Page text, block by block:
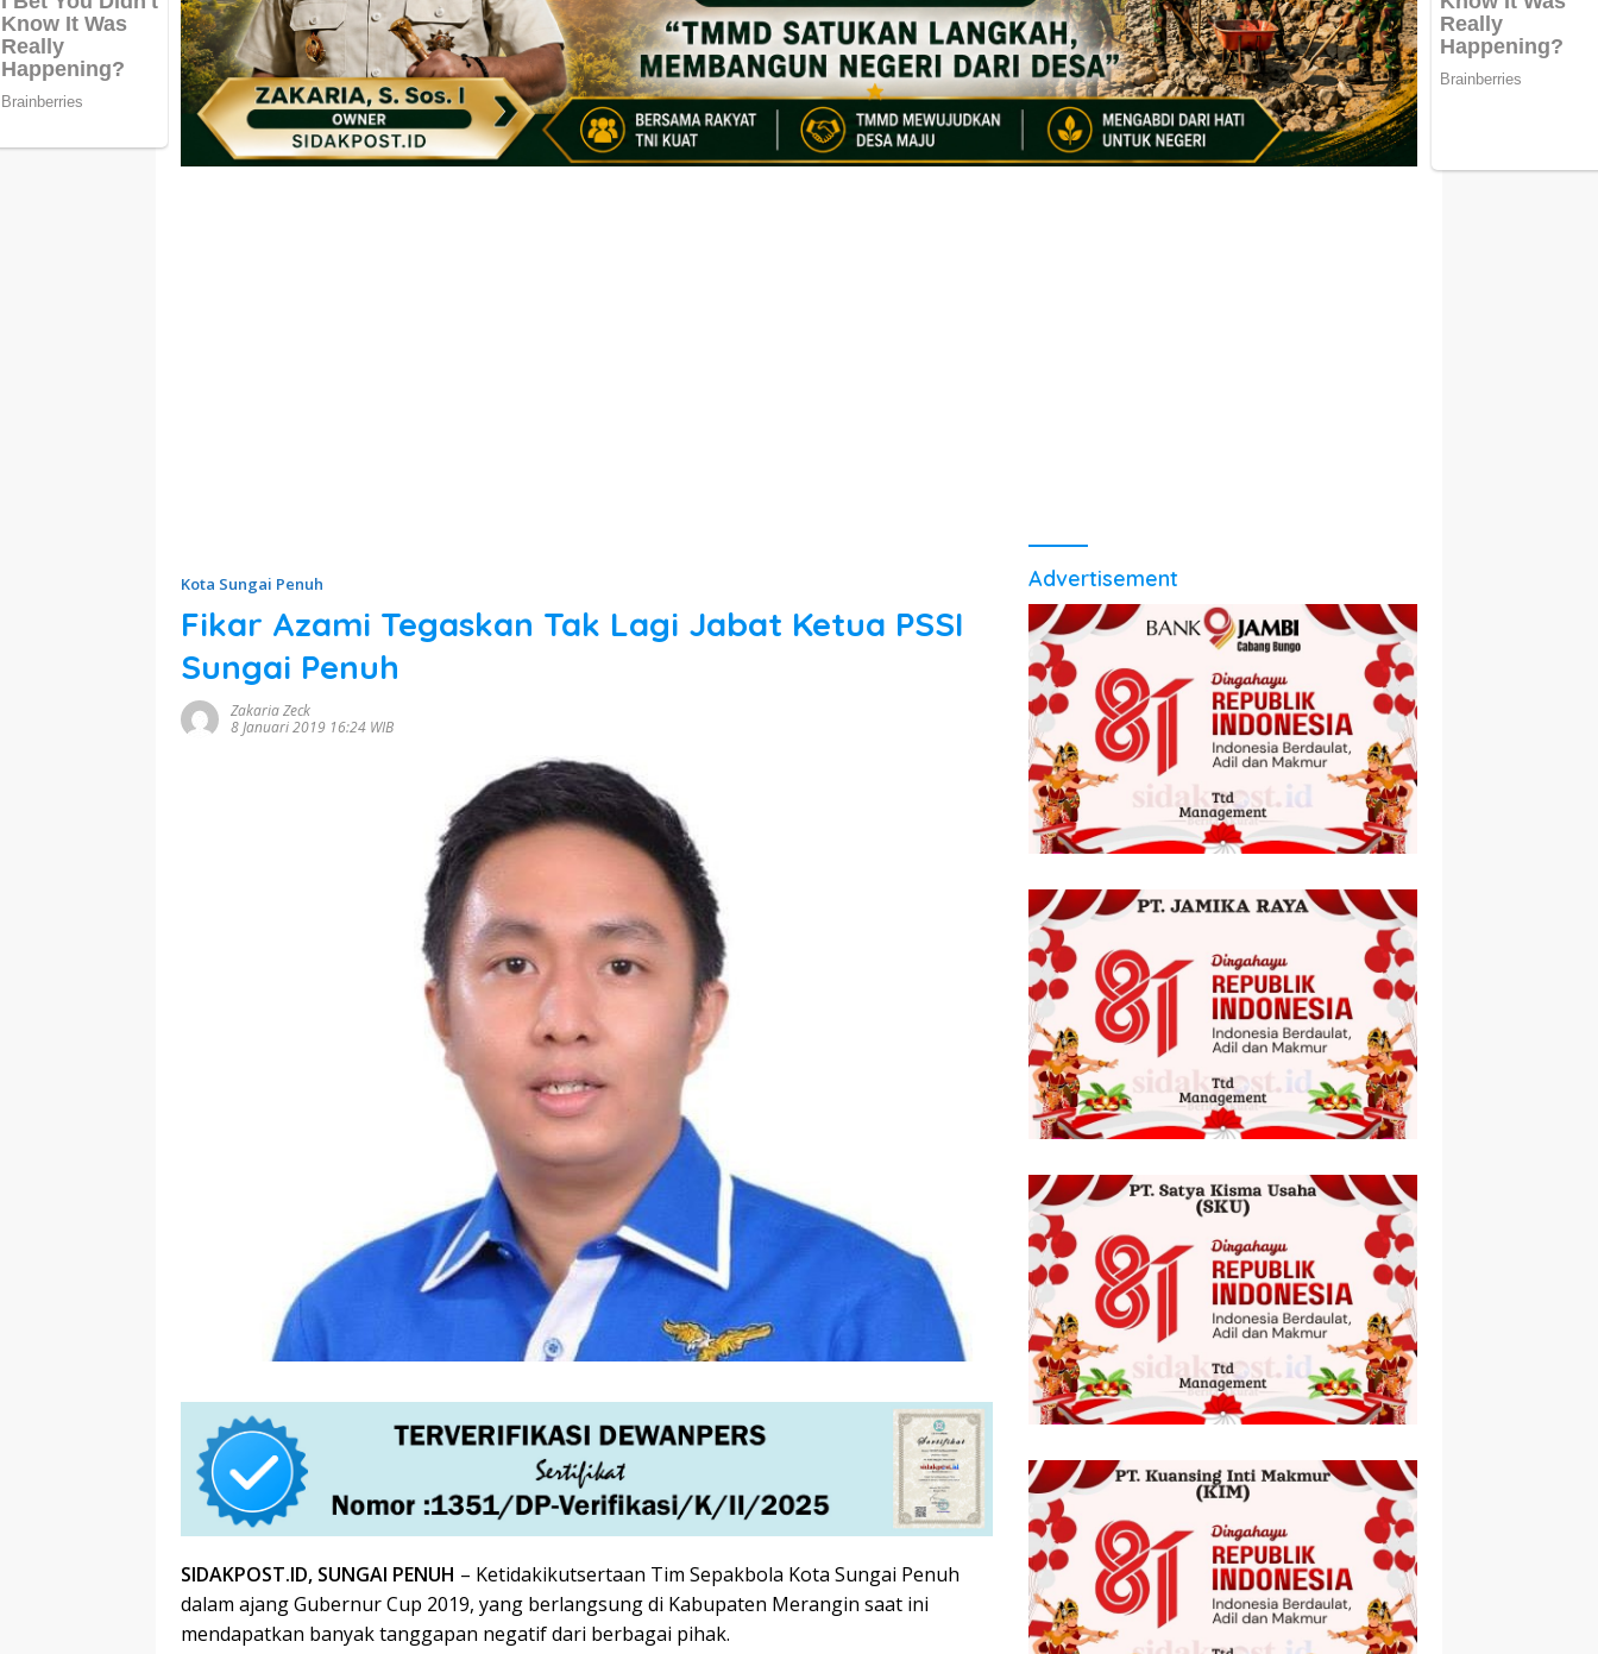
Kota Sungai Penuh
Fikar Azami Tegaskan Tak Lagi Jabat Ketua PSSI
Sungai Penuh
Zakaria Zeck
8 Januari 2019 16:24 WIB
SIDAKPOST.ID, SUNGAI PENUH – Ketidakikutsertaan Tim Sepakbola Kota Sungai Penuh
dalam ajang Gubernur Cup 2019, yang berlangsung di Kabupaten Merangin saat ini
mendapatkan banyak tanggapan negatif dari berbagai pihak.
Advertisement